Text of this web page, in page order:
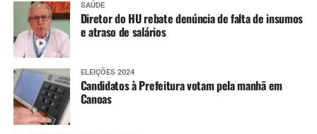
SAÚDE
Diretor do HU rebate denúncia de falta de insumos
e atraso de salários
ELEIÇÕES 2024
Candidatos à Prefeitura votam pela manhã em
Canoas